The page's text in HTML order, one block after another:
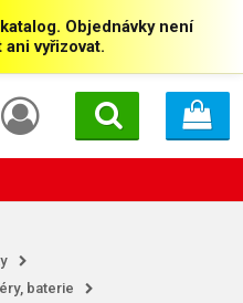
Objednávky není
ani vyřizovat.
baterie